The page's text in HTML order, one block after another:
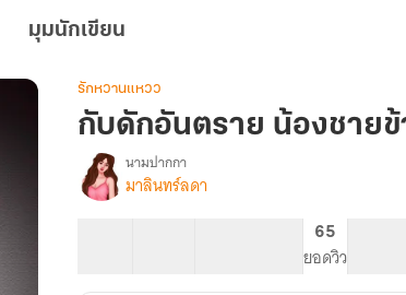
มุมนักเขียน
รักหวานแหวว
กับดักอันตราย น้องชายข้
เรื่อง
กับ
นามปากกา
มาลินทร์ลดา
65
ยอดวิว